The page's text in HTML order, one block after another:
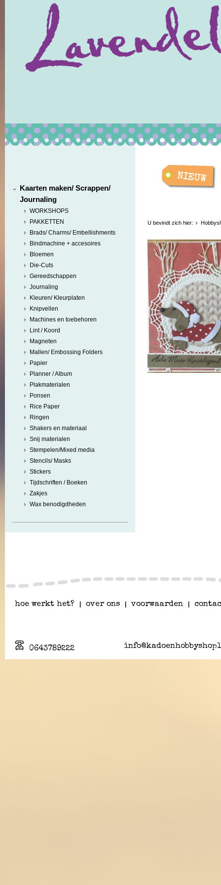
Kaarten maken/ Scrappen/
Journaling
WORKSHOPS
PAKKETTEN
Brads/ Charms/ Embellishments
Bindmachine + accesoires
Bloemen
Die-Cuts
Gereedschappen
Journaling
Kleuren/ Kleurplaten
Knipvellen
Machines en toebehoren
Lint / Koord
Magneten
Mallen/ Embossing Folders
Papier
Planner / Album
Plakmaterialen
Ponsen
Rice Paper
Ringen
Shakers en materiaal
Snij materialen
Stempelen/Mixed media
Stencils/ Masks
Stickers
Tijdschriften / Boeken
Zakjes
Wax benodigdheden
U bevindt zich hier:
hoe werkt het? over ons voorwaarden
0643789222